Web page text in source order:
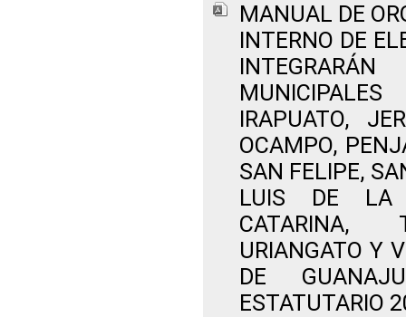
MANUAL DE
INTERNO DE
IRAPUATO,
OCAMPO,
SAN FELIPE,
LUIS DE LA
CATARINA,
URIANGATO Y
DE
ESTATUTARIO